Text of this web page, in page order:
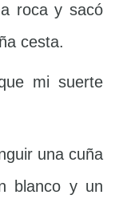
roca y sacó
cesta.
mi suerte
una cuña
blanco y un